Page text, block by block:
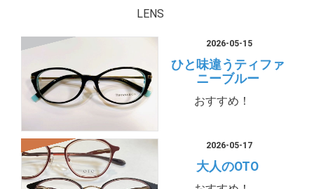
LENS
2026-05-15
ひと味違うティファ
ニーブルー
おすすめ！
2026-05-17
大人のOTO